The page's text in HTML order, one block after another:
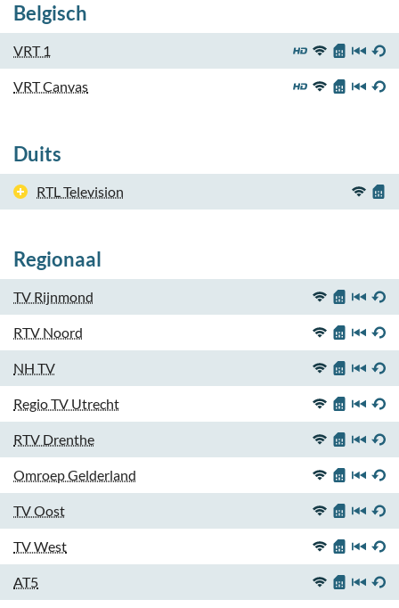
Belgisch
VRT 1
VRT Canvas
Duits
RTL Television
Regionaal
TV Rijnmond
RTV Noord
NH TV
Regio TV Utrecht
RTV Drenthe
Omroep Gelderland
TV Oost
TV West
AT5